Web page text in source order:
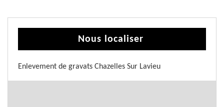
Nous localiser
Enlevement de gravats Chazelles Sur Lavieu